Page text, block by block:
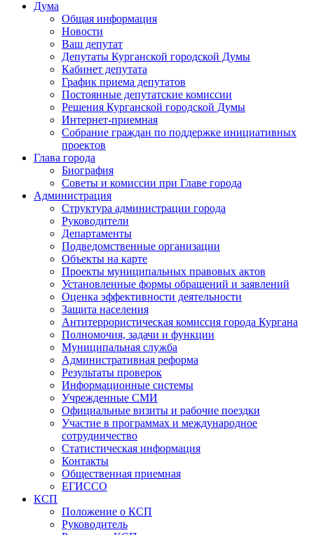
Дума
Общая информация
Новости
Ваш депутат
Депутаты Курганской городской Думы
Кабинет депутата
График приема депутатов
Постоянные депутатские комиссии
Решения Курганской городской Думы
Интернет-приемная
Собрание граждан по поддержке инициативных
проектов
Глава города
Биография
Советы и комиссии при Главе города
Администрация
Структура администрации города
Руководители
Департаменты
Подведомственные организации
Объекты на карте
Проекты муниципальных правовых актов
Установленные формы обращений и заявлений
Оценка эффективности деятельности
Защита населения
Антитеррористическая комиссия города Кургана
Полномочия, задачи и функции
Муниципальная служба
Административная реформа
Результаты проверок
Информационные системы
Учрежденные СМИ
Официальные визиты и рабочие поездки
Участие в программах и международное
сотрудничество
Статистическая информация
Контакты
Общественная приемная
ЕГИССО
КСП
Положение о КСП
Руководитель